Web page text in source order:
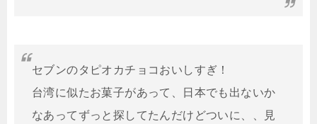
セブンのタピオカチョコおいしすぎ！
台湾に似たお菓子があって、日本でも出ないか
なあってずっと探してたんだけどついに、、見